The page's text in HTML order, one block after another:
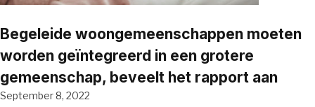
Begeleide woongemeenschappen moeten
worden geïntegreerd in een grotere
gemeenschap, beveelt het rapport aan
September 8, 2022